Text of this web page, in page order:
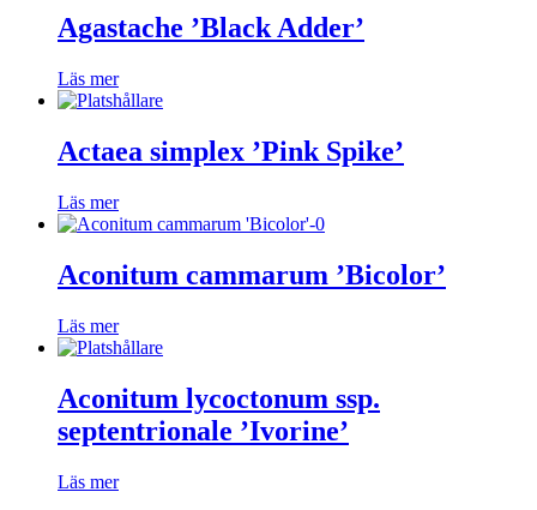
Agastache ’Black Adder’
Läs mer
Actaea simplex ’Pink Spike’
Läs mer
Aconitum cammarum ’Bicolor’
Läs mer
Aconitum lycoctonum ssp.
septentrionale ’Ivorine’
Läs mer